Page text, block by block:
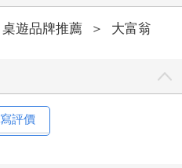
桌遊品牌推薦 ＞ 大富翁
寫評價